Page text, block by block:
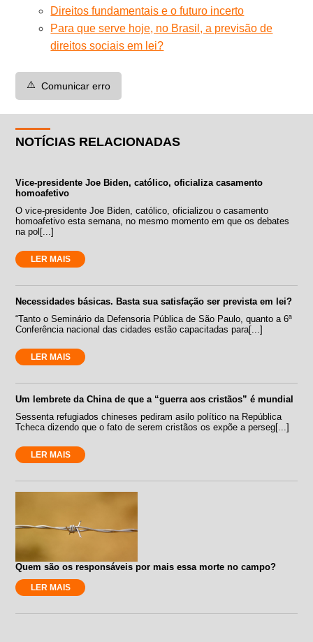
Direitos fundamentais e o futuro incerto
Para que serve hoje, no Brasil, a previsão de
direitos sociais em lei?
⚠️ Comunicar erro
NOTÍCIAS RELACIONADAS
Vice-presidente Joe Biden, católico, oficializa casamento
homoafetivo
O vice-presidente Joe Biden, católico, oficializou o casamento
homoafetivo esta semana, no mesmo momento em que os debates
na pol[...]
LER MAIS
Necessidades básicas. Basta sua satisfação ser prevista em lei?
“Tanto o Seminário da Defensoria Pública de São Paulo, quanto a 6ª
Conferência nacional das cidades estão capacitadas para[...]
LER MAIS
Um lembrete da China de que a “guerra aos cristãos” é mundial
Sessenta refugiados chineses pediram asilo político na República
Tcheca dizendo que o fato de serem cristãos os expõe a perseg[...]
LER MAIS
Quem são os responsáveis por mais essa morte no campo?
LER MAIS